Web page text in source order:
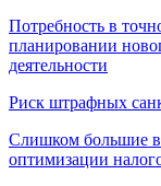
Потребность в
планировании
деятельности
Риск штрафных
Слишком большие
оптимизации